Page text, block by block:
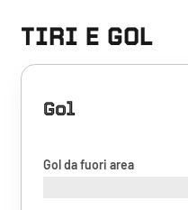
TIRI E GOL
Gol
Gol da fuori area